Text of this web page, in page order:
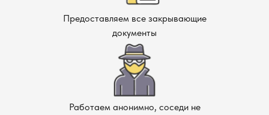
Предоставляем все закрывающие
документы
Работаем анонимно, соседи не